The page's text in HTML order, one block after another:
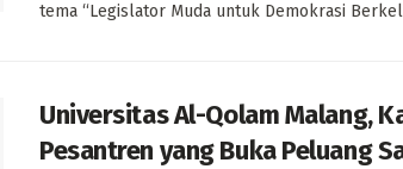
tema “Legislator Muda untuk Demokrasi
Universitas Al-Qolam Malang,
Pesantren yang Buka Peluang